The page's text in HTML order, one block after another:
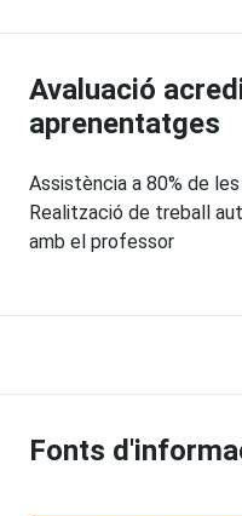
Avaluació
aprenentatges
Assistència a 80% de
Realització de treball
amb el professor
Fonts